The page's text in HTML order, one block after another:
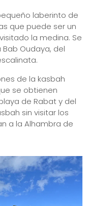
laberinto de
que puede ser un
la medina. Se
Oudaya, del
de la kasbah
se obtienen
de Rabat y del
sin visitar los
a la Alhambra de